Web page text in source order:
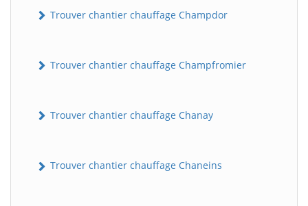
Trouver chantier chauffage Champdor
Trouver chantier chauffage Champfromier
Trouver chantier chauffage Chanay
Trouver chantier chauffage Chaneins